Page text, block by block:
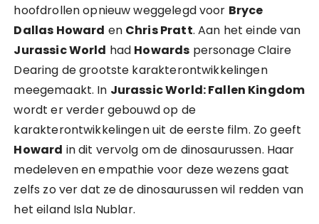
hoofdrollen opnieuw weggelegd voor Bryce
Dallas Howard en Chris Pratt. Aan het einde van
Jurassic World had Howards personage Claire
Dearing de grootste karakterontwikkelingen
meegemaakt. In Jurassic World: Fallen Kingdom
wordt er verder gebouwd op de
karakterontwikkelingen uit de eerste film. Zo geeft
Howard in dit vervolg om de dinosaurussen. Haar
medeleven en empathie voor deze wezens gaat
zelfs zo ver dat ze de dinosaurussen wil redden van
het eiland Isla Nublar.